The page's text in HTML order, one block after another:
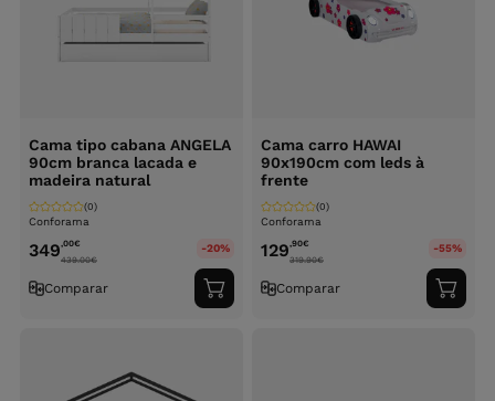
Cama tipo cabana ANGELA
90cm branca lacada e
madeira natural
Conforama
(0)
349,00€
439.00€
-20%
Comparar
Adicionar
ao
Cama carro HAWAI
90x190cm com leds à
frente
Conforama
(0)
129,90€
319.90€
-55%
Comparar
ao